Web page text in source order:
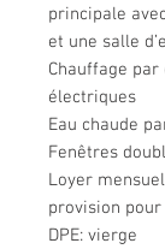
principale
et une salle
Chauffage
électriques
Eau chaude
Fenêtres
Loyer
provision
DPE: vierge